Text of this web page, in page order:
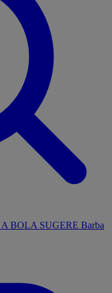
A BOLA SUGERE Barba